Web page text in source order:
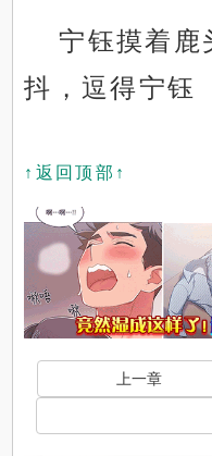
宁钰摸着鹿
抖，逗得宁钰
↑返回顶部↑
上一章